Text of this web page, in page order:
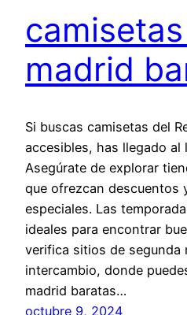
madrid
Si buscas camisetas del
accesibles, has llegado al
Asegúrate de explorar
que ofrezcan descuentos
especiales. Las
ideales para encontrar
verifica sitios de segunda
intercambio, donde
madrid baratas…
octubre 9, 2024